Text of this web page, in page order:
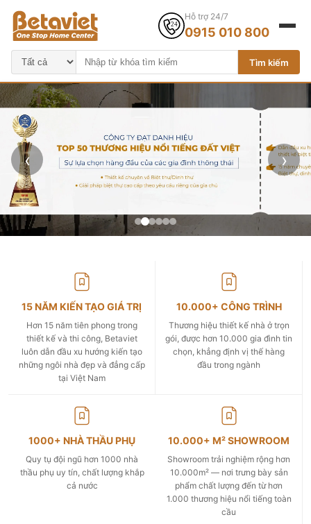
Tìm kiếm
Hỗ trợ 24/7
0915 010 800
‹ ›
15 NĂM KIẾN TẠO GIÁ TRỊ
Hơn 15 năm tiên phong trong
thiết kế và thi công, Betaviet
luôn dẫn đầu xu hướng kiến tạo
những ngôi nhà đẹp và đẳng cấp
tại Việt Nam
10.000+ CÔNG TRÌNH
Thương hiệu thiết kế nhà ở trọn
gói, được hơn 10.000 gia đình tin
chọn, khẳng định vị thế hàng
đầu trong ngành
1000+ NHÀ THẦU PHỤ
Quy tụ đội ngũ hơn 1000 nhà
thầu phụ uy tín, chất lượng khắp
cả nước
10.000+ M² SHOWROOM
Showroom trải nghiệm rộng hơn
10.000m² — nơi trưng bày sản
phẩm chất lượng đến từ hơn
1.000 thương hiệu nổi tiếng toàn
cầu